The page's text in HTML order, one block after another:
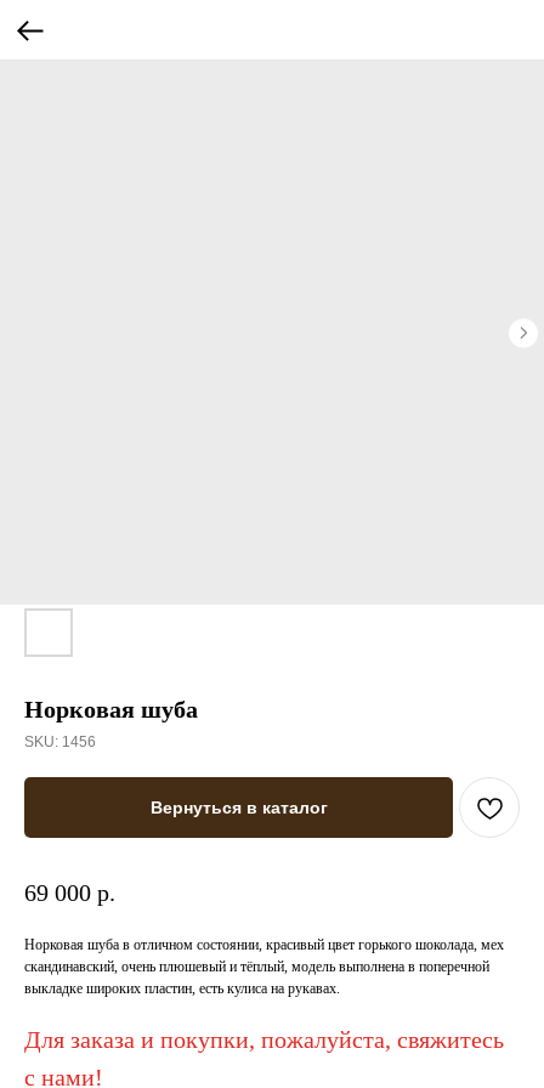
Норковая шуба
SKU: 1456
Вернуться в каталог
69 000 р.
Норковая шуба в отличном состоянии, красивый цвет горького шоколада, мех
скандинавский, очень плюшевый и тёплый, модель выполнена в поперечной
выкладке широких пластин, есть кулиса на рукавах.
Для заказа и покупки, пожалуйста, свяжитесь
с нами!